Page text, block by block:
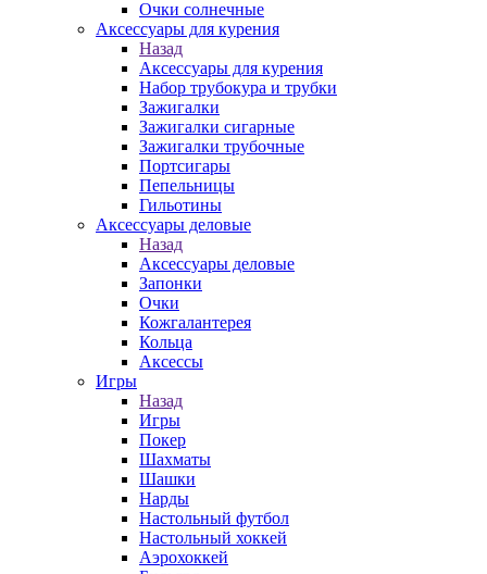
Очки солнечные
Аксессуары для курения
Назад
Аксессуары для курения
Набор трубокура и трубки
Зажигалки
Зажигалки сигарные
Зажигалки трубочные
Портсигары
Пепельницы
Гильотины
Аксессуары деловые
Назад
Аксессуары деловые
Запонки
Очки
Кожгалантерея
Кольца
Аксессы
Игры
Назад
Игры
Покер
Шахматы
Шашки
Нарды
Настольный футбол
Настольный хоккей
Аэрохоккей